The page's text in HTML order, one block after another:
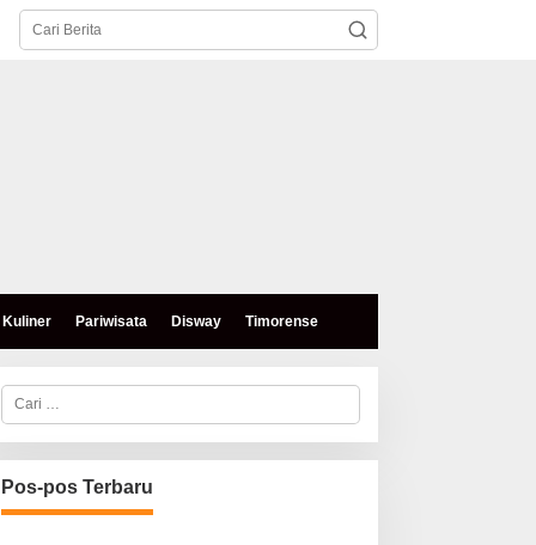
Kuliner Pariwisata Disway Timorense
C
r
i
u
n
u
Pos-pos Terbaru